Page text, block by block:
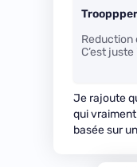
Trooppper
Reduction
C’est
Je rajoute
qui
basée sur